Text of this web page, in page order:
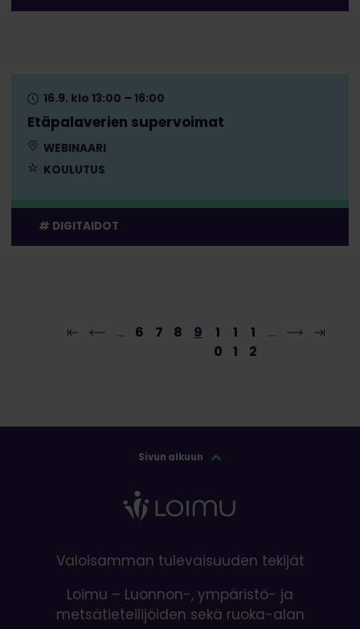
Etäpalaverien supervoimat
16.9. klo 13:00 – 16:00
WEBINAARI
KOULUTUS
DIGITAIDOT
… 6 7 8 9
1
0
1
1
1
2
…
Sivun alkuun
Valoisamman tulevaisuuden tekijät
Loimu – Luonnon-, ympäristö- ja
metsätieteilijöiden sekä ruoka-alan